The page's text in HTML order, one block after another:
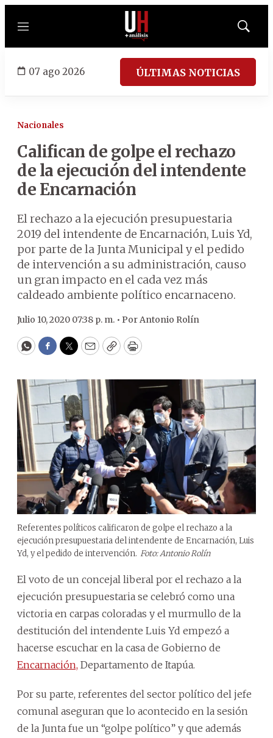
Menú
Mostrar
07 ago 2026 ÚLTIMAS NOTICIAS
Nacionales
Califican de golpe el rechazo
de la ejecución del intendente
de Encarnación
El rechazo a la ejecución presupuestaria
2019 del intendente de Encarnación, Luis Yd,
por parte de la Junta Municipal y el pedido
de intervención a su administración, causo
un gran impacto en el cada vez más
caldeado ambiente político encarnaceno.
Julio 10, 2020 07:38 p. m. • PorAntonio Rolín
WhatsApp
Facebook
Twitter
EmailCopyPrint
Referentes políticos calificaron de golpe el rechazo a la
ejecución presupuestaria del intendente de Encarnación, Luis
Yd, y el pedido de intervención. Foto: Antonio Rolín
El voto de un concejal liberal por el rechazo a la
ejecución presupuestaria se celebró como una
victoria en carpas coloradas y el murmullo de la
destitución del intendente Luis Yd empezó a
hacerse escuchar en la casa de Gobierno de
Encarnación, Departamento de Itapúa.
Por su parte, referentes del sector político del jefe
comunal aseguran que lo acontecido en la sesión
de la Junta fue un “golpe político” y que además